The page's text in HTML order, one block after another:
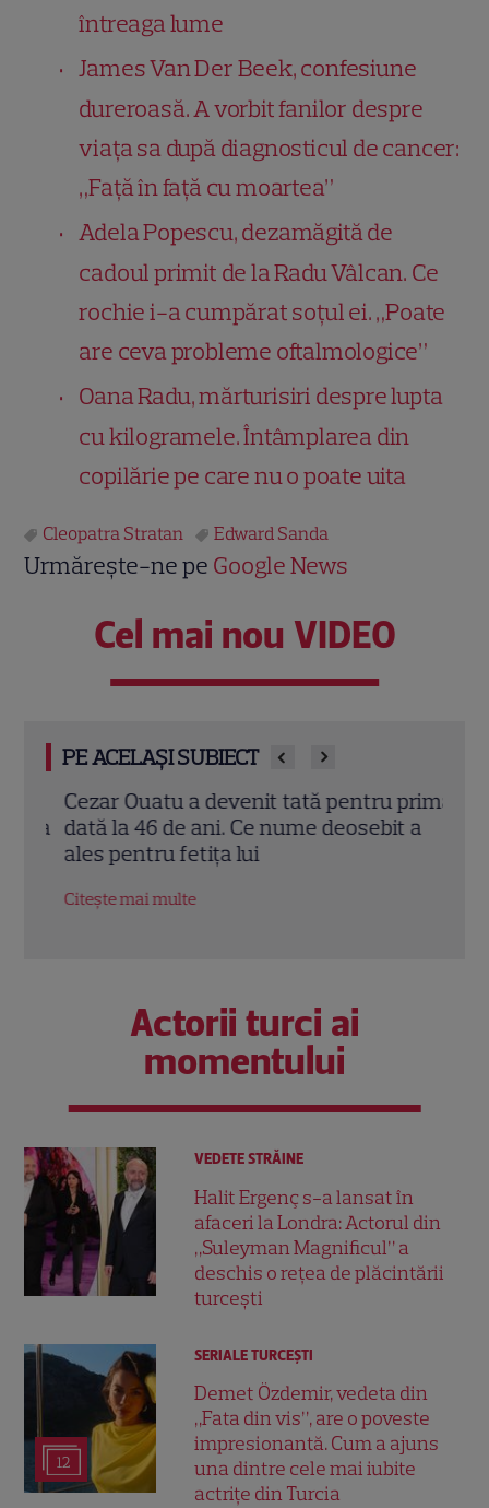
întreaga lume
James Van Der Beek, confesiune
dureroasă. A vorbit fanilor despre
viața sa după diagnosticul de cancer:
„Față în față cu moartea”
Adela Popescu, dezamăgită de
cadoul primit de la Radu Vâlcan. Ce
rochie i-a cumpărat soțul ei. „Poate
are ceva probleme oftalmologice”
Oana Radu, mărturisiri despre lupta
cu kilogramele. Întâmplarea din
copilărie pe care nu o poate uita
Cleopatra Stratan Edward Sanda
Urmărește-ne pe Google News
Cel mai nou VIDEO
PE ACELAȘI SUBIECT
Cezar Ouatu a devenit tată pentru prima
dată la 46 de ani. Ce nume deosebit a
ales pentru fetița lui
Citește mai multe
Actorii turci ai
momentului
VEDETE STRĂINE
Halit Ergenç s-a lansat în
afaceri la Londra: Actorul din
„Suleyman Magnificul” a
deschis o rețea de plăcintării
turcești
12
SERIALE TURCEŞTI
Demet Özdemir, vedeta din
„Fata din vis”, are o poveste
impresionantă. Cum a ajuns
una dintre cele mai iubite
actrițe din Turcia